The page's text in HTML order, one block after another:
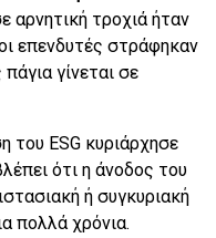
αρνητική τροχιά ήταν
επενδυτές στράφηκαν
γίνεται σε
του ESG κυριάρχησε
ότι η άνοδος του
ή συγκυριακή
πολλά χρόνια.